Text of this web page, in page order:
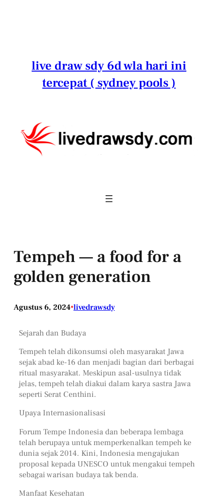
live draw sdy 6d wla hari ini
tercepat ( sydney pools )
Tempeh — a food for a
golden generation
Agustus 6, 2024•livedrawsdy
Sejarah dan Budaya
Tempeh telah dikonsumsi oleh masyarakat Jawa
sejak abad ke-16 dan menjadi bagian dari berbagai
ritual masyarakat. Meskipun asal-usulnya tidak
jelas, tempeh telah diakui dalam karya sastra Jawa
seperti Serat Centhini.
Upaya Internasionalisasi
Forum Tempe Indonesia dan beberapa lembaga
telah berupaya untuk memperkenalkan tempeh ke
dunia sejak 2014. Kini, Indonesia mengajukan
proposal kepada UNESCO untuk mengakui tempeh
sebagai warisan budaya tak benda.
Manfaat Kesehatan